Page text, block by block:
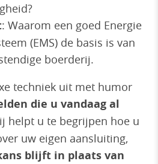
: Waarom een goed Energie
(EMS) de basis is van
boerderij.
techniek uit met humor
die u vandaag al
helpt u te begrijpen hoe u
uw eigen aansluiting,
blijft in plaats van